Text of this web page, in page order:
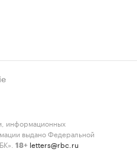
информационных
выдано Федеральной
18+ letters@rbc.ru